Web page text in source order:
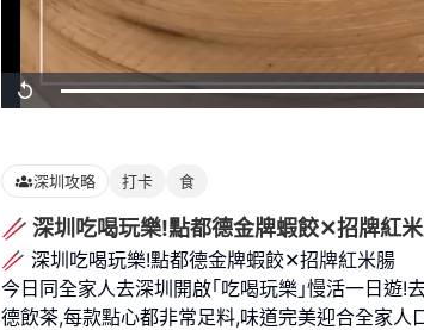
Replay Loaded:
100.00%
深圳攻略 打卡 食
🥢 深圳吃喝玩樂!點都德金牌蝦餃✕招牌紅
🥢 深圳吃喝玩樂!點都德金牌蝦餃✕招牌紅米腸
今日同全家人去深圳開啟｢吃喝玩樂｣慢活一日遊!
德飲茶,每款點心都非常足料,味道完美迎合全家人